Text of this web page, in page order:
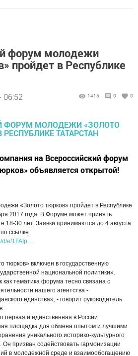
форум молодежи
пройдет в Республике
06:52 1416 0 0
на Всероссийский форум
объявляется открытой!
«Золото тюрков» пройдет в Республике
2017 года. В Форуме может принять
18-30 лет. Заявки принимаются до 4 августа
ссылке
e/1FAIp…
тюрков» включен в государственную
национальной политики».
тематика форума тесно связана с
нашего агентства -
единства», - говорит руководитель
первая и единственная в России
площадка для обмена опытом и лучшими
уникального историко-культурного
Он призван содействовать гармонизации
в молодежной среде и взаимообогащению